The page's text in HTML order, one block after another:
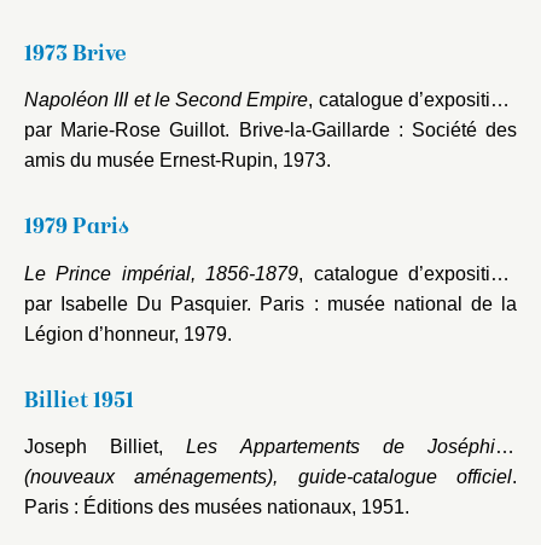
1973 Brive
Napoléon III et le Second Empire, catalogue d’exposition,
par Marie-Rose Guillot. Brive-la-Gaillarde : Société des
amis du musée Ernest-Rupin, 1973.
1979 Paris
Le Prince impérial, 1856-1879, catalogue d’exposition,
par Isabelle Du Pasquier. Paris : musée national de la
Légion d’honneur, 1979.
Billiet 1951
Joseph Billiet,Les Appartements de Joséphine
(nouveaux aménagements), guide-catalogue officiel.
Paris : Éditions des musées nationaux, 1951.